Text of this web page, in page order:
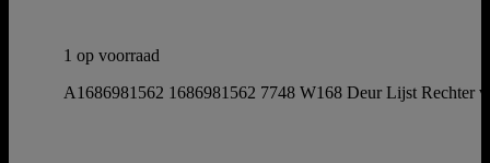
1 op voorraad
A1686981562 1686981562 7748 W168 Deur Lijst Rechter